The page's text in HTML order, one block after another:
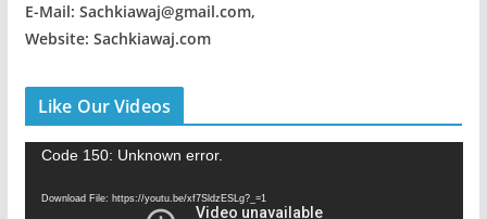
E-Mail: Sachkiawaj@gmail.com,
Website: Sachkiawaj.com
Like Our Videos
Code 150: Unknown error.
Download File: https://youtu.be/xf7SldzESLg?_=1